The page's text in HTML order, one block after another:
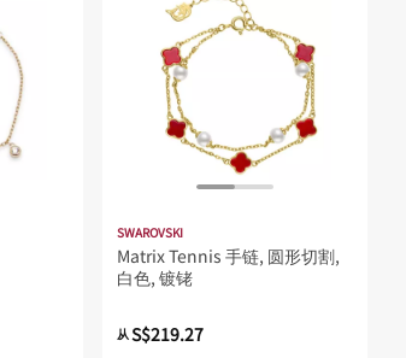
SWAROVSKI
Matrix Tennis 手链, 圆形切割,
白色, 镀铑
从S$219.27